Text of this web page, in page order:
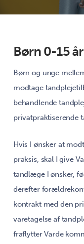
Børn 0-15
Børn og unge
modtage
behandlende
privatpraktiserende
Hvis I ønsker at
praksis, skal I give
tandlæge I ønsker,
derefter
kontrakt med den
varetagelse af
fraflytter Varde